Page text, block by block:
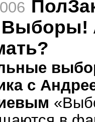
Выборы!
с